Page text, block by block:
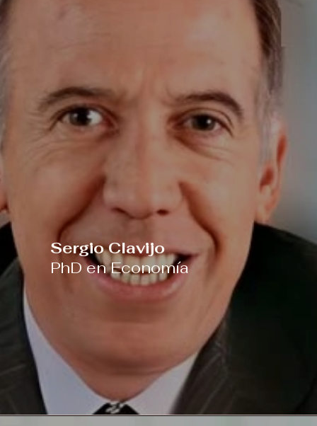
Sergio Clavijo
PhD en Economía